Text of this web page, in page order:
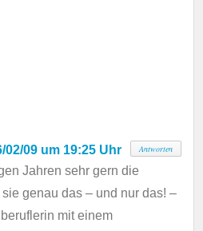
02/09 um 19:25 Uhr
Jahren sehr gern die
genau das – und nur das! –
mit einem
Antworten